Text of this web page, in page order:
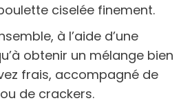
ciselée finement.
à l’aide d’une
obtenir un mélange bien
frais, accompagné de
de crackers.